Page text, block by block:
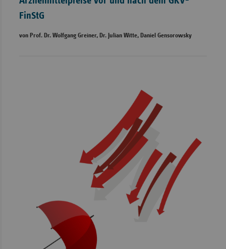
FinStG
von Prof. Dr. Wolfgang Greiner, Dr. Julian Witte, Daniel Gensorowsky